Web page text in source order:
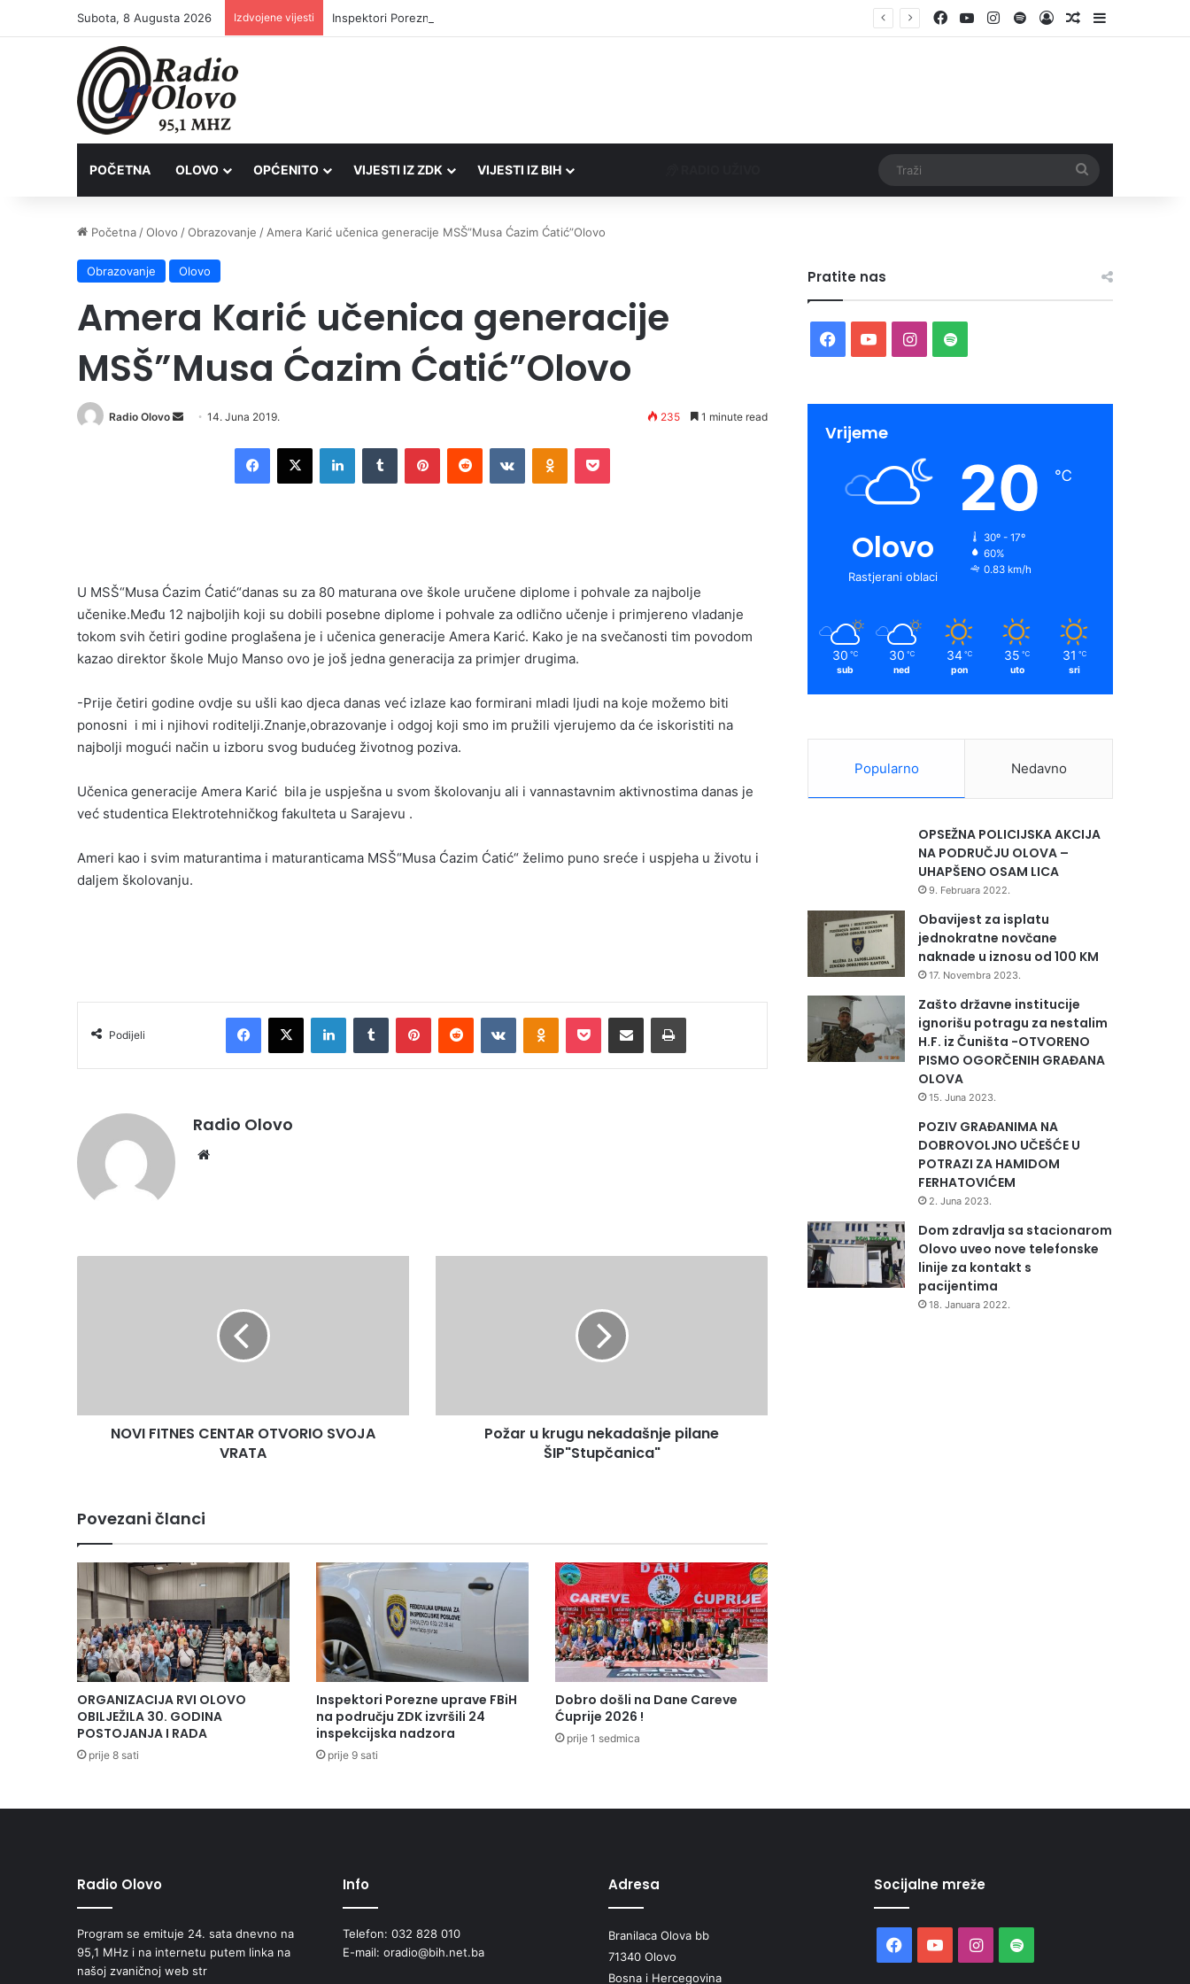
Subota, 8 Augusta 2026 Izdvojene vijesti Inspektori Porezne uprave FBiH na području ZDK izvršili 24 inspekcijska nadzora Facebook
YouTubeInstagram
SpotifyLog InRandom Article
Sidebar
POČETNA OLOVO OPĆENITO VIJESTI IZ ZDK VIJESTI IZ BIH
Početna /Olovo /Obrazovanje / Amera Karić učenica generacije MSŠ”Musa Ćazim Ćatić”Olovo
Obrazovanje Olovo
Amera Karić učenica generacije
MSŠ”Musa Ćazim Ćatić”Olovo
Radio Olovo
Send14. Juna 2019. 235 1 minute read
Facebook
X LinkedInTumblr PinterestReddit VKontakteOdnoklassniki
Pocket
U MSŠ“Musa Ćazim Ćatić“danas su za 80 maturana ove škole uručene diplome i pohvale za najbolje
učenike.Među 12 najboljih koji su dobili posebne diplome i pohvale za odlično učenje i primjereno vladanje
tokom svih četiri godine proglašena je i učenica generacije Amera Karić. Kako je na svečanosti tim povodom
kazao direktor škole Mujo Manso ovo je još jedna generacija za primjer drugima.
-Prije četiri godine ovdje su ušli kao djeca danas već izlaze kao formirani mladi ljudi na koje možemo biti
ponosni i mi i njihovi roditelji.Znanje,obrazovanje i odgoj koji smo im pružili vjerujemo da će iskoristiti na
najbolji mogući način u izboru svog budućeg životnog poziva.
Učenica generacije Amera Karić bila je uspješna u svom školovanju ali i vannastavnim aktivnostima danas je
već studentica Elektrotehničkog fakulteta u Sarajevu .
Ameri kao i svim maturantima i maturanticama MSŠ“Musa Ćazim Ćatić“ želimo puno sreće i uspjeha u životu i
daljem školovanju.
Podijeli
Facebook
X LinkedInTumblr PinterestReddit VKontakteOdnoklassniki
Pocket Podijeli putem Emaila Print
Radio Olovo
NOVI FITNES CENTAR OTVORIO SVOJA
VRATA
Požar u krugu nekadašnje pilane
ŠIP"Stupčanica"
Povezani članci
ORGANIZACIJA RVI OLOVO
OBILJEŽILA 30. GODINA
POSTOJANJA I RADA
prije 8 sati
Inspektori Porezne uprave FBiH
na području ZDK izvršili 24
inspekcijska nadzora
prije 9 sati
Dobro došli na Dane Careve
Ćuprije 2026 !
prije 1 sedmica
Pratite nas
Facebook
YouTubeInstagram
Spotify
Vrijeme
Olovo
Rastjerani oblaci
20 ℃
30º - 17º
60%
0.83 km/h
30 ℃
sub
30 ℃
ned
34 ℃
pon
35 ℃
uto
31 ℃
sri
Popularno Nedavno
OPSEŽNA POLICIJSKA AKCIJA
NA PODRUČJU OLOVA –
UHAPŠENO OSAM LICA
9. Februara 2022.
Obavijest za isplatu
jednokratne novčane
naknade u iznosu od 100 KM
17. Novembra 2023.
Zašto državne institucije
ignorišu potragu za nestalim
H.F. iz Čuništa -OTVORENO
PISMO OGORČENIH GRAĐANA
OLOVA
15. Juna 2023.
POZIV GRAĐANIMA NA
DOBROVOLJNO UČEŠĆE U
POTRAZI ZA HAMIDOM
FERHATOVIĆEM
2. Juna 2023.
Dom zdravlja sa stacionarom
Olovo uveo nove telefonske
linije za kontakt s
pacijentima
18. Januara 2022.
Radio Olovo
Program se emituje 24. sata dnevno na
95,1 MHz i na internetu putem linka na
našoj zvaničnoj web str
Info
Telefon: 032 828 010
E-mail: oradio@bih.net.ba
Adresa
Branilaca Olova bb
71340 Olovo
Bosna i Hercegovina
Socijalne mreže
Facebook
YouTubeInstagram
Spotify